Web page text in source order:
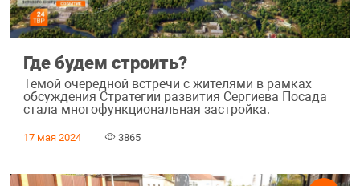
Где будем строить?
Темой очередной встречи с жителями в рамках
обсуждения Стратегии развития Сергиева Посада
стала многофункциональная застройка.
17 мая 2024 3865